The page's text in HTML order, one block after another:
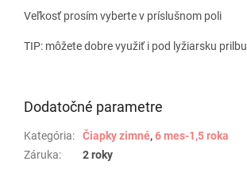
Veľkosť prosím vyberte v príslušnom poli
TIP: môžete dobre využiť i pod lyžiarsku prilbu
Dodatočné parametre
Kategória: Čiapky zimné,6 mes-1,5 roka
Záruka: 2 roky